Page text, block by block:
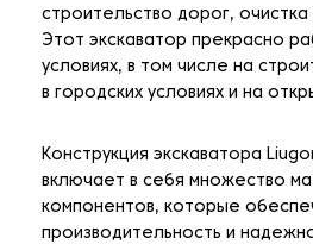
строительство дорог, очистка
Этот экскаватор прекрасно
условиях, в том числе на
в городских условиях и на
Конструкция экскаватора
включает в себя множество
компонентов, которые
производительность и